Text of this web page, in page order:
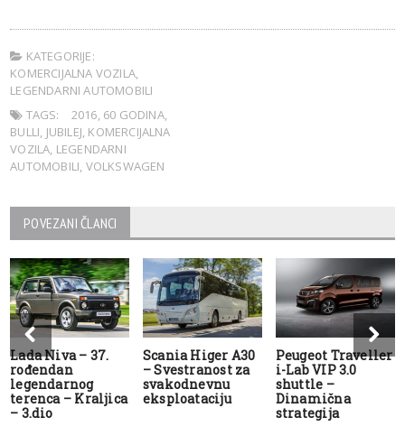
KATEGORIJE:
KOMERCIJALNA VOZILA,
LEGENDARNI AUTOMOBILI
TAGS:
2016, 60 GODINA,
BULLI, JUBILEJ, KOMERCIJALNA
VOZILA, LEGENDARNI
AUTOMOBILI, VOLKSWAGEN
POVEZANI ČLANCI
Lada Niva – 37.
rođendan
legendarnog
terenca – Kraljica
– 3.dio
Scania Higer A30
– Svestranost za
svakodnevnu
eksploataciju
Peugeot Traveller
i-Lab VIP 3.0
shuttle –
Dinamična
strategija